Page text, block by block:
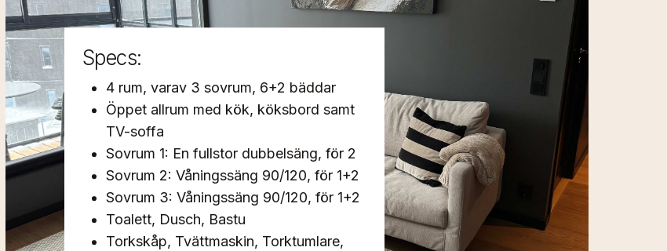
Specs:
4 rum, varav 3 sovrum, 6+2 bäddar
Öppet allrum med kök, köksbord samt
TV-soffa
Sovrum 1: En fullstor dubbelsäng, för 2
Sovrum 2: Våningssäng 90/120, för 1+2
Sovrum 3: Våningssäng 90/120, för 1+2
Toalett, Dusch, Bastu
Torkskåp, Tvättmaskin, Torktumlare,